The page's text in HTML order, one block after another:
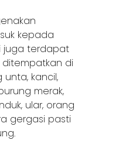
kepada
juga terdapat
di
kancil,
merak,
ular, orang
gergasi pasti
Home
Alor Setar
Batu Pahat
Ipoh